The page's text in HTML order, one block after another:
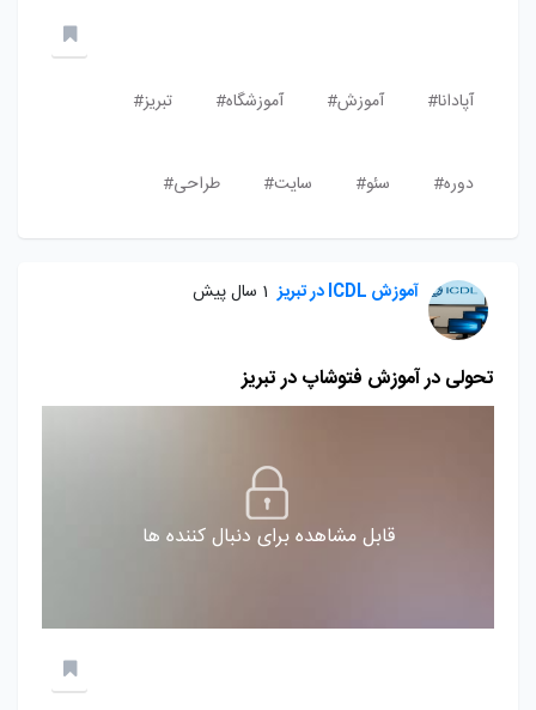
آپادانا# آموزش# آموزشگاه# تبریز#
دوره# سئو# سایت# طراحی#
آموزش ICDL در تبریز 1 سال پیش
تحولی در آموزش فتوشاپ در تبریز
قابل مشاهده برای دنبال کننده ها